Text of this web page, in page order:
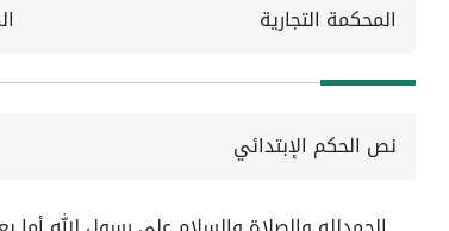
المحكمة التجارية
نص الحكم الإبتدائي